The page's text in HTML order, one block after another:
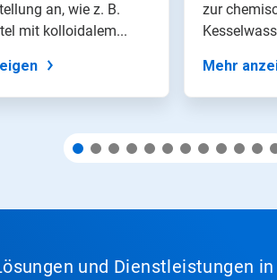
an, wie z. B.
mit kolloidalem...
zur
Mehr
und Dienstleistungen